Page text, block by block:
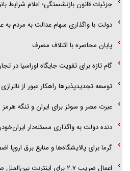
جزئیات قانون بازنشستگی؛ اعلام شرایط
دولت با واگذاری سهام عدالت به مردم
پایان محاصره با ائتلاف مصرف
گام تازه برای تقویت جایگاه اوراسیا در
توسعه تجدیدپذیر‌ها راهکار عبور از
عبرت مصر و سوئز برای ایران و تنگه هرمز
دنده دولت به واگذاری مسئله‌دار
گرما برای پالایشگاه‌ها و منابع برق اروپا
اعمال ضریب ۲.۷ برای اینترنت بین‌الملل صحت ندارد